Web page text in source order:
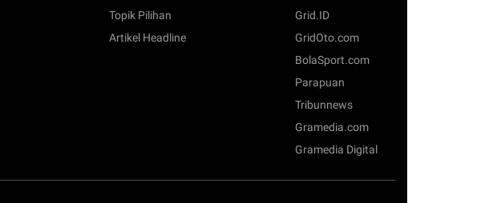
Topik Pilihan
Artikel Headline
Grid.ID
GridOto.com
BolaSport.com
Parapuan
Tribunnews
Gramedia.com
Gramedia Digital